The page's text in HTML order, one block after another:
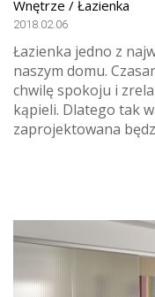
Wnętrze / Łazienka
2018.02.06
Łazienka jedno z
naszym domu.
chwilę spokoju i
kąpieli. Dlatego tak
zaprojektowana